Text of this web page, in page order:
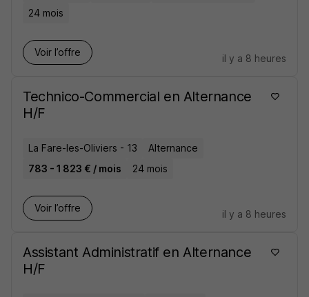
24 mois
Voir l’offre
il y a 8 heures
Technico-Commercial en Alternance
H/F
La Fare-les-Oliviers - 13
Alternance
783 - 1 823 € / mois
24 mois
Voir l’offre
il y a 8 heures
Assistant Administratif en Alternance
H/F